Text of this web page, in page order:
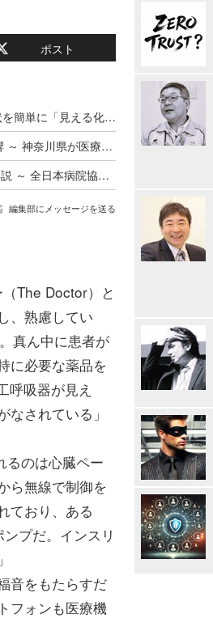
ポスト
医療機関のセキュリティの現状を簡単に「見える化」～ HAIP、Webアセスメントサービス開始
医療法25条の立入検査にも影響 ～ 神奈川県が医療情報システム安全管理の徹底を呼びかけ
5 月更新のチェックリストも解説 ～ 全日本病院協会「サイバー攻撃に関するBCP研修」9 / 4 ウェブ開催
編集部にメッセージを送る
The Doctor）と
、熟慮してい
真ん中に患者が
に必要な薬品を
呼吸器が見え
されている」
るのは心臓ペー
ら無線で制御を
ており、ある
プだ。インスリ
音をもたらすだ
フォンも医療機